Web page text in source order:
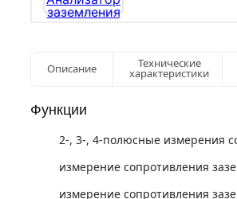
Описание Технические
характеристики
Функции
2-, 3-, 4-полюсные измерения
измерение сопротивления
измерение сопротивления